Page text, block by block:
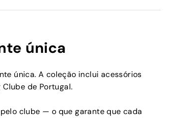
única
única. A coleção inclui acessórios
de Portugal.
clube — o que garante que cada